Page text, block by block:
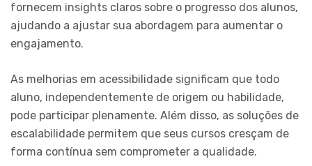
fornecem insights claros sobre o progresso dos alunos,
ajudando a ajustar sua abordagem para aumentar o
engajamento.
As melhorias em acessibilidade significam que todo
aluno, independentemente de origem ou habilidade,
pode participar plenamente. Além disso, as soluções de
escalabilidade permitem que seus cursos cresçam de
forma contínua sem comprometer a qualidade.